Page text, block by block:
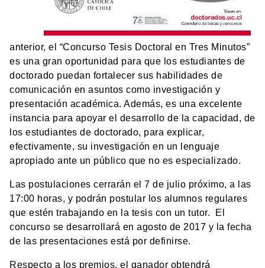
anterior, el “Concurso Tesis Doctoral en Tres Minutos”
es una gran oportunidad para que los estudiantes de
doctorado puedan fortalecer sus habilidades de
comunicación en asuntos como investigación y
presentación académica. Además, es una excelente
instancia para apoyar el desarrollo de la capacidad, de
los estudiantes de doctorado, para explicar,
efectivamente, su investigación en un lenguaje
apropiado ante un público que no es especializado.
Las postulaciones cerrarán el 7 de julio próximo, a las
17:00 horas, y podrán postular los alumnos regulares
que estén trabajando en la tesis con un tutor. El
concurso se desarrollará en agosto de 2017 y la fecha
de las presentaciones está por definirse.
Respecto a los premios, el ganador obtendrá